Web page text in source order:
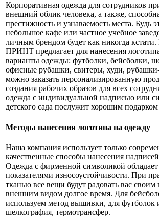
Корпоративная одежда для сотрудников
внешний облик человека, а также,
престижность и узнаваемость места. Будь
небольшое кафе или частное учебное
личным брендом будет как никогда
ПРИНТ предлагает для нанесения
варианты одежды: футболки, бейсболки,
офисные рубашки, свитеры, худи,
можно заказать персонализированную
создания рабочих образов для всех
одежда с индивидуальной надписью или
детского сада послужит хорошим
Методы нанесения логотипа на одежду
Наша компания использует только
качественные способы нанесения
Одежда с фирменной символикой
показателями износоустойчивости. При
тканью все вещи будут радовать вас
внешним видом долгое время. Для
используем метод вышивки, для футболок
шелкография, термотрансфер.